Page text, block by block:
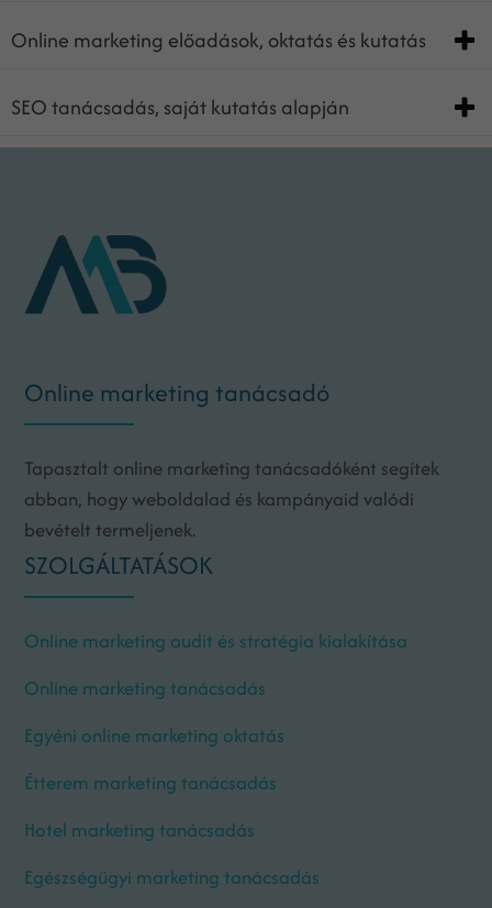
Online marketing előadások, oktatás és kutatás
SEO tanácsadás, saját kutatás alapján
Online marketing tanácsadó
Tapasztalt online marketing tanácsadóként segítek
abban, hogy weboldalad és kampányaid valódi
bevételt termeljenek.
SZOLGÁLTATÁSOK
Online marketing audit és stratégia kialakítása
Online marketing tanácsadás
Egyéni online marketing oktatás
Étterem marketing tanácsadás
Hotel marketing tanácsadás
Egészségügyi marketing tanácsadás